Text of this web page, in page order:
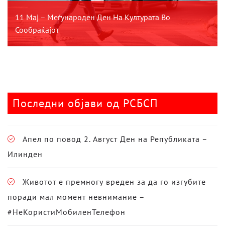
11 Мај – Меѓународен Ден На Културата Во
Сообраќајот
Последни објави од РСБСП
Апел по повод 2. Август Ден на Републиката –
Илинден
Животот е премногу вреден за да го изгубите
поради мал момент невнимание –
#НеКористиМобиленТелефон